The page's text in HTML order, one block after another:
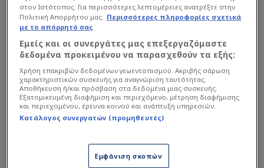
πρόκριση της Παρί -
Επίθεση σε αστυνομικούς
(Vids)
H δημοσιογράφος που
τρέλανε τους οπαδούς -
Μάχη σε χορτάρι και TV
(ΦΩΤΟ)
Η Έλεν, η οποία εργάζεται για το «Ziggo Sport»,
είναι ένα αναγνωρίσιμο πρόσωπο στον κόσμο της
αθλητικής δημοσιογραφίας, αλλά η τελευταία της
στον Ιστότοπος. Για περισσότερες λεπτομέρειες ανατρέξτε στην
Πολιτική Απορρήτου μας. Περισσότερες πληροφορίες σχετικά
με το απόρρητό σας
Εμείς και οι συνεργάτες μας επεξεργαζόμαστε
δεδομένα προκειμένου να παρασχεθούν τα εξής:
Χρήση επακριβών δεδομένων γεωεντοπισμού. Ακριβής σάρωση
χαρακτηριστικών συσκευής για αναγνώριση ταυτότητας.
Αποθήκευση ή/και πρόσβαση στα δεδομένα μιας συσκευής.
Εξατομικευμένη διαφήμιση και περιεχόμενο, μέτρηση διαφήμισης
και περιεχομένου, έρευνα κοινού και ανάπτυξη υπηρεσιών.
Κατάλογος συνεργατών (προμηθευτές)
Εμφάνιση σκοπών